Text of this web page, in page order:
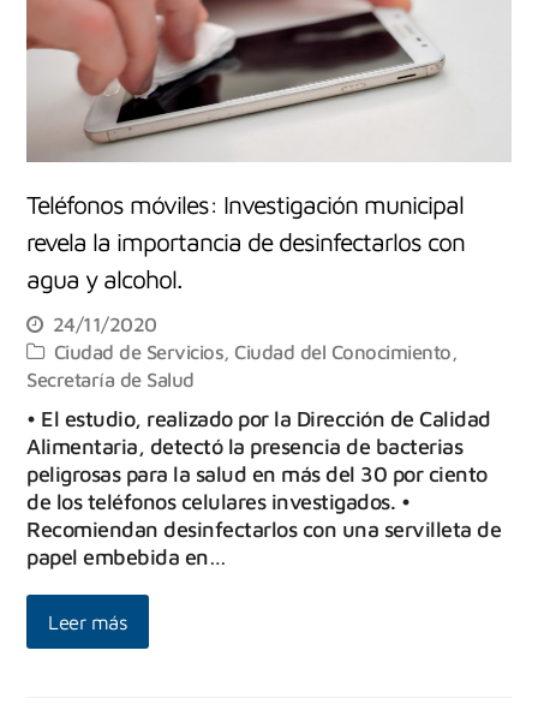
Teléfonos móviles: Investigación municipal
revela la importancia de desinfectarlos con
agua y alcohol.
24/11/2020
Ciudad de Servicios,Ciudad del Conocimiento,
Secretaría de Salud
• El estudio, realizado por la Dirección de Calidad
Alimentaria, detectó la presencia de bacterias
peligrosas para la salud en más del 30 por ciento
de los teléfonos celulares investigados. •
Recomiendan desinfectarlos con una servilleta de
papel embebida en…
Leer más